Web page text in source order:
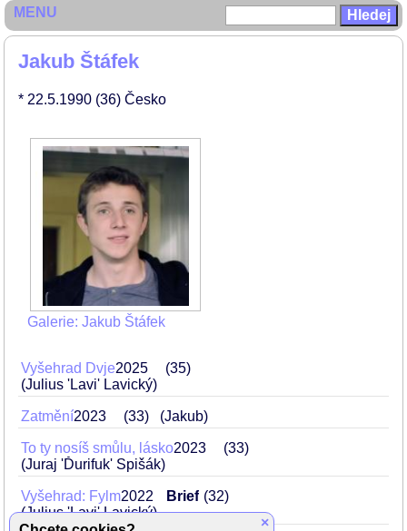
Jakub Štáfek
* 22.5.1990 (36) Česko
Galerie: Jakub Štáfek
Vyšehrad Dvje2025
35
(Julius 'Lavi' Lavický)
Zatmění2023 33 (Jakub)
To ty nosíš smůlu, lásko2023
33
(Juraj 'Ďurifuk' Spišák)
Vyšehrad: Fylm2022 Brief 32
(Julius 'Lavi' Lavický)
MENU
×